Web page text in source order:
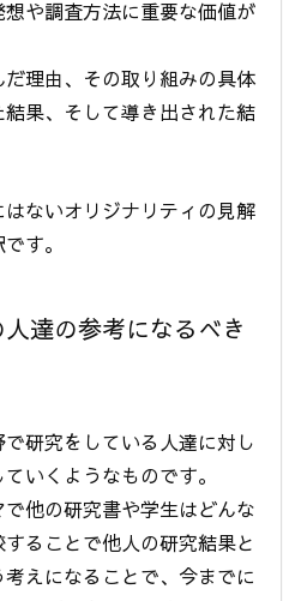
や調査方法に重要な価値が
理由、その取り組みの具体
果、そして導き出された結
ないオリジナリティの見解
す。
達の参考になるべき
研究をしている人達に対し
いくようなものです。
他の研究書や学生はどんな
ることで他人の研究結果と
えになることで、今までに